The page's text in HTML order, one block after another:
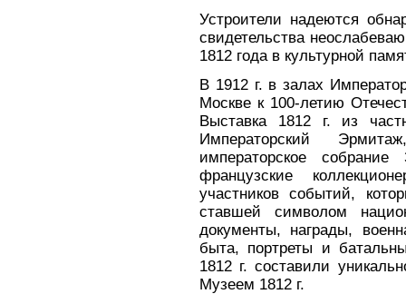
Устроители надеются
свидетельства
1812 года в культурной
В 1912 г. в залах
Москве к 100-летию
Выставка 1812 г. из
Императорский
императорское
французские
участников событий,
ставшей символом
документы, награды,
быта, портреты и
1812 г. составили
Музеем 1812 г.